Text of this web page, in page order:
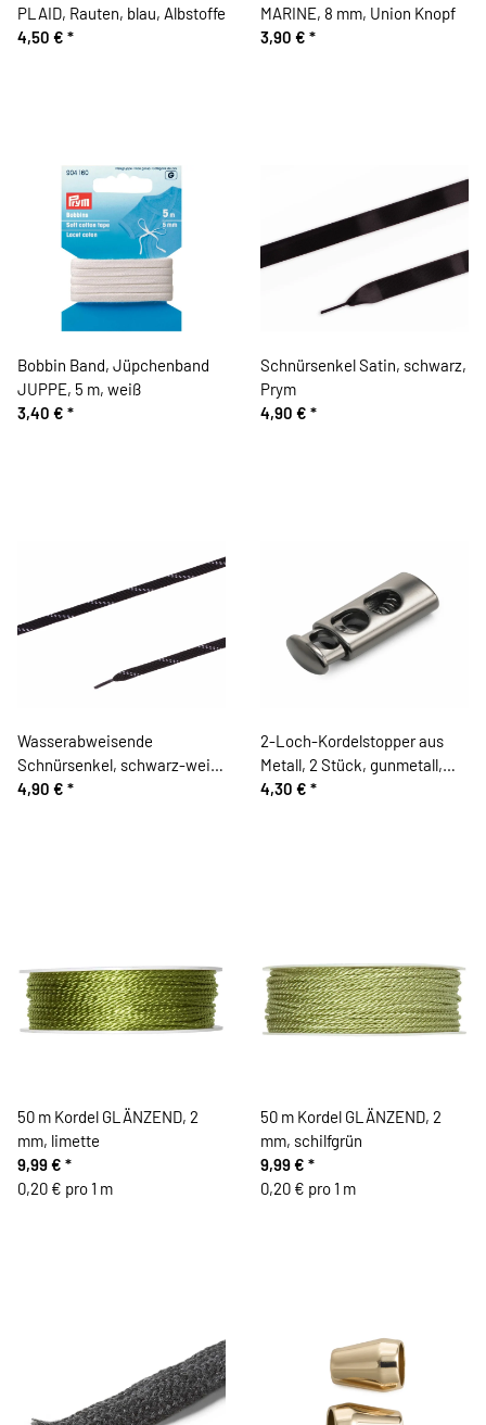
PLAID, Rauten, blau, Albstoffe
4,50 € *
MARINE, 8 mm, Union Knopf
3,90 € *
Bobbin Band, Jüpchenband
JUPPE, 5 m, weiß
3,40 € *
Schnürsenkel Satin, schwarz,
Prym
4,90 € *
Wasserabweisende
Schnürsenkel, schwarz-weiß,
Prym
4,90 € *
2-Loch-Kordelstopper aus
Metall, 2 Stück, gunmetall,
Prym
4,30 € *
50 m Kordel GLÄNZEND, 2
mm, limette
9,99 € *
0,20 € pro 1 m
50 m Kordel GLÄNZEND, 2
mm, schilfgrün
9,99 € *
0,20 € pro 1 m